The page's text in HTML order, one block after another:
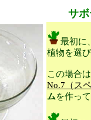
サ
最初に
植物を選
この場合
No.7（ス
ムを作っ